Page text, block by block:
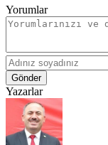
Yorumlar
Gönder
Yazarlar